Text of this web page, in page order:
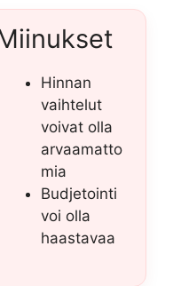
Hinnan
vaihtelut
voivat olla
arvaamatto
mia
Budjetointi
voi olla
haastavaa